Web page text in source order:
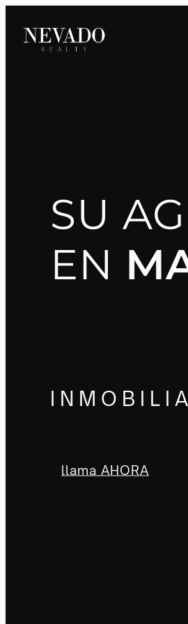
contenido
SU
EN
llama AHORA